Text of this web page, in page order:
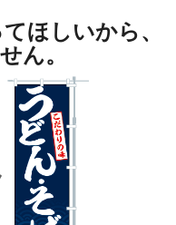
ほしいから、
ん。